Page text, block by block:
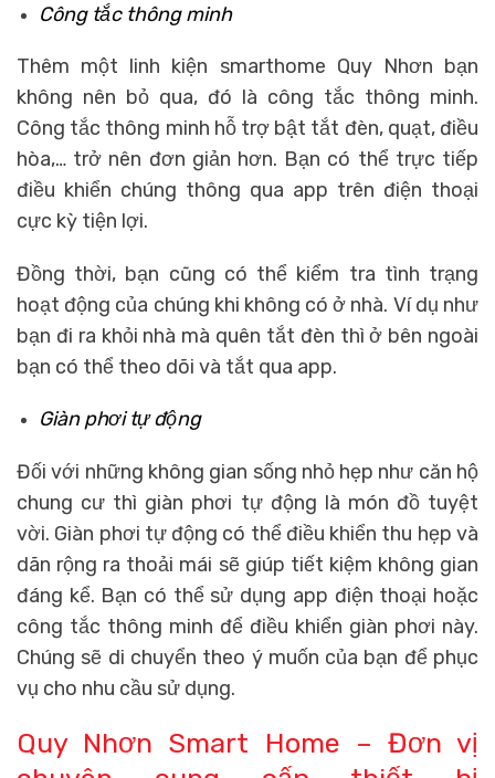
Công tắc thông minh
Thêm một linh kiện smarthome Quy Nhơn bạn
không nên bỏ qua, đó là công tắc thông minh.
Công tắc thông minh hỗ trợ bật tắt đèn, quạt, điều
hòa,… trở nên đơn giản hơn. Bạn có thể trực tiếp
điều khiển chúng thông qua app trên điện thoại
cực kỳ tiện lợi.
Đồng thời, bạn cũng có thể kiểm tra tình trạng
hoạt động của chúng khi không có ở nhà. Ví dụ như
bạn đi ra khỏi nhà mà quên tắt đèn thì ở bên ngoài
bạn có thể theo dõi và tắt qua app.
Giàn phơi tự động
Đối với những không gian sống nhỏ hẹp như căn hộ
chung cư thì giàn phơi tự động là món đồ tuyệt
vời. Giàn phơi tự động có thể điều khiển thu hẹp và
dãn rộng ra thoải mái sẽ giúp tiết kiệm không gian
đáng kể. Bạn có thể sử dụng app điện thoại hoặc
công tắc thông minh để điều khiển giàn phơi này.
Chúng sẽ di chuyển theo ý muốn của bạn để phục
vụ cho nhu cầu sử dụng.
Quy Nhơn Smart Home – Đơn vị